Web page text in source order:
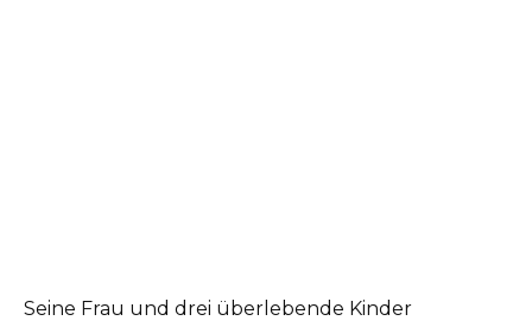
Seine Frau und drei überlebende Kinder